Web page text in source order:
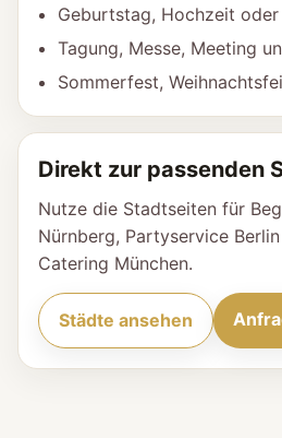
Geburtstag, Hochzeit
Tagung, Messe, Meeting
Sommerfest,
Direkt zur passenden
Nutze die Stadtseiten für
Nürnberg, Partyservice
Catering München.
Städte ansehen